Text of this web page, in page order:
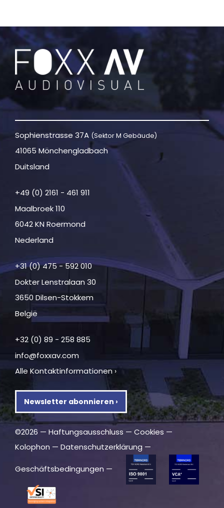
Sophienstrasse 37A (Sektor M Gebäude)
41065 Mönchengladbach
Duitsland
+49 (0) 2161 - 461 911
Maalbroek 110
6042 KN Roermond
Nederland
+31 (0) 475 - 592 010
Dokter Lenstralaan 30
3650 Dilsen-Stokkem
België
+32 (0) 89 - 258 885
info@foxxav.com
Alle Kontaktinformationen ›
Newsletter abonnieren ›
©2026 — Haftungsausschluss — Cookies —
Kolophon — Datenschutzerklärung —
Geschäftsbedingungen —